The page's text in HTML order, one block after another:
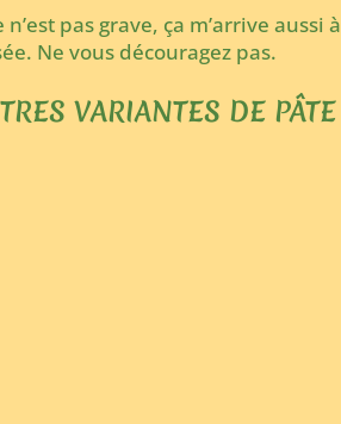
pas grave, ça m’arrive
Ne vous découragez pas.
VARIANTES DE